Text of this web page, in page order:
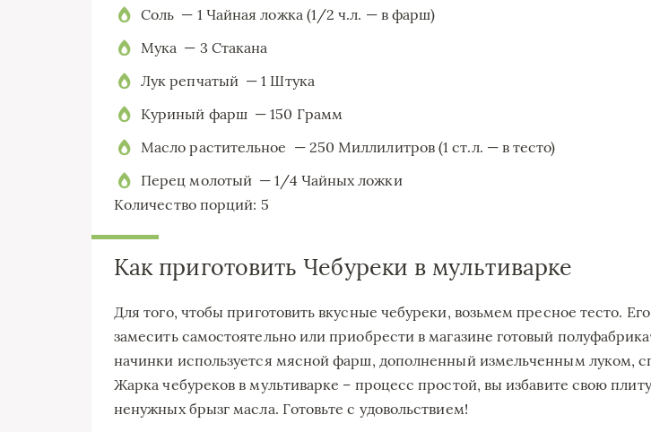
Соль — 1 Чайная ложка (1/2 ч.л. — в фарш)
Мука — 3 Стакана
Лук репчатый — 1 Штука
Куриный фарш — 150 Грамм
Масло растительное — 250 Миллилитров (1 ст.л. — в тесто)
Перец молотый — 1/4 Чайных ложки
Количество порций: 5
Как приготовить Чебуреки в мультиварке
Для того, чтобы приготовить вкусные чебуреки, возьмем пресное тесто.
замесить самостоятельно или приобрести в магазине готовый
начинки используется мясной фарш, дополненный измельченным луком,
Жарка чебуреков в мультиварке – процесс простой, вы избавите свою
ненужных брызг масла. Готовьте с удовольствием!